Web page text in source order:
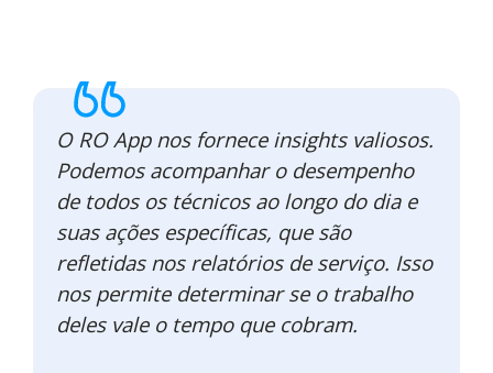
O RO App nos fornece insights valiosos.
Podemos acompanhar o desempenho
de todos os técnicos ao longo do dia e
suas ações específicas, que são
refletidas nos relatórios de serviço. Isso
nos permite determinar se o trabalho
deles vale o tempo que cobram.